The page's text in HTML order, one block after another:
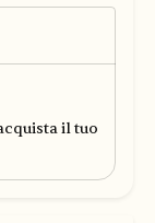
il tuo